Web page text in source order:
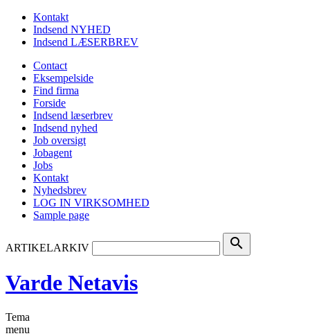
Kontakt
Indsend NYHED
Indsend LÆSERBREV
Contact
Eksempelside
Find firma
Forside
Indsend læserbrev
Indsend nyhed
Job oversigt
Jobagent
Jobs
Kontakt
Nyhedsbrev
LOG IN VIRKSOMHED
Sample page
ARTIKELARKIV search
Varde Netavis
Tema
menu